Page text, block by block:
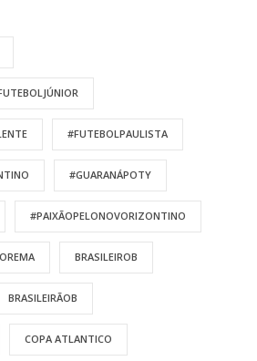
#FUTEBOLPAULISTA
#GUARANÁPOTY
#PAIXÃOPELONOVORIZONTINO
BRASILEIROB
BRASILEIRÃOB
COPA ATLANTICO